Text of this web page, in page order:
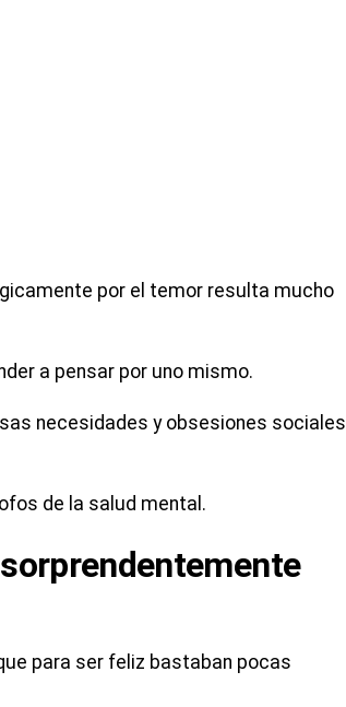
por el temor resulta mucho
a pensar por uno mismo.
necesidades y obsesiones sociales
de la salud mental.
para ser feliz bastaban pocas